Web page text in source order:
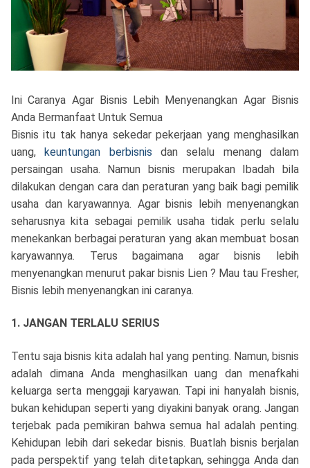
Ini Caranya Agar Bisnis Lebih Menyenangkan Agar Bisnis
Anda Bermanfaat Untuk Semua
Bisnis itu tak hanya sekedar pekerjaan yang menghasilkan
uang,keuntungan berbisnis dan selalu menang dalam
persaingan usaha. Namun bisnis merupakan Ibadah bila
dilakukan dengan cara dan peraturan yang baik bagi pemilik
usaha dan karyawannya. Agar bisnis lebih menyenangkan
seharusnya kita sebagai pemilik usaha tidak perlu selalu
menekankan berbagai peraturan yang akan membuat bosan
karyawannya. Terus bagaimana agar bisnis lebih
menyenangkan menurut pakar bisnis Lien ? Mau tau Fresher,
Bisnis lebih menyenangkan ini caranya.
1. JANGAN TERLALU SERIUS
Tentu saja bisnis kita adalah hal yang penting. Namun, bisnis
adalah dimana Anda menghasilkan uang dan menafkahi
keluarga serta menggaji karyawan. Tapi ini hanyalah bisnis,
bukan kehidupan seperti yang diyakini banyak orang. Jangan
terjebak pada pemikiran bahwa semua hal adalah penting.
Kehidupan lebih dari sekedar bisnis. Buatlah bisnis berjalan
pada perspektif yang telah ditetapkan, sehingga Anda dan